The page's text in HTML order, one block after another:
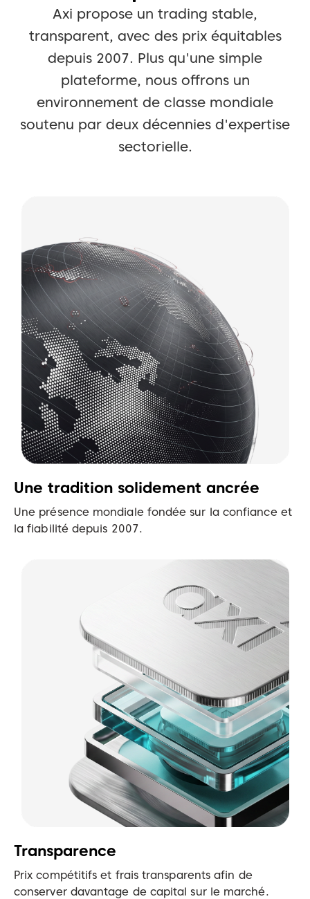
Axi propose un trading stable,
transparent, avec des prix équitables
depuis 2007. Plus qu'une simple
plateforme, nous offrons un
environnement de classe mondiale
soutenu par deux décennies d'expertise
sectorielle.
Une tradition solidement ancrée
Une présence mondiale fondée sur la confiance et
la fiabilité depuis 2007.
Transparence
Prix compétitifs et frais transparents afin de
conserver davantage de capital sur le marché.